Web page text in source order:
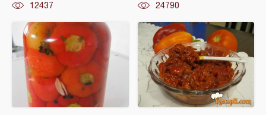
12437 24790